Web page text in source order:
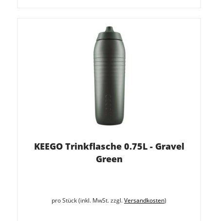
KEEGO Trinkflasche 0.75L - Gravel
Green
pro Stück (inkl. MwSt. zzgl.Versandkosten)